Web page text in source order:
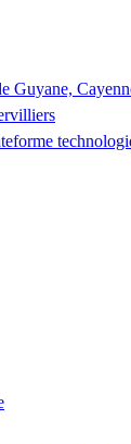
Guyane,